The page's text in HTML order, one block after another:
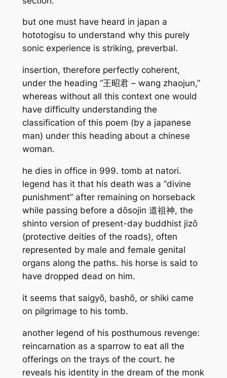
but one must have heard in japan a
hototogisu to understand why this purely
sonic experience is striking, preverbal.
insertion, therefore perfectly coherent,
under the heading “王昭君 – wang zhaojun,”
whereas without all this context one would
have difficulty understanding the
classification of this poem (by a japanese
man) under this heading about a chinese
woman.
he dies in office in 999. tomb at natori.
legend has it that his death was a “divine
punishment” after remaining on horseback
while passing before a dōsojin 道祖神, the
shinto version of present-day buddhist jizō
(protective deities of the roads), often
represented by male and female genital
organs along the paths. his horse is said to
have dropped dead on him.
it seems that saigyō, bashō, or shiki came
on pilgrimage to his tomb.
another legend of his posthumous revenge:
reincarnation as a sparrow to eat all the
offerings on the trays of the court. he
reveals his identity in the dream of the monk